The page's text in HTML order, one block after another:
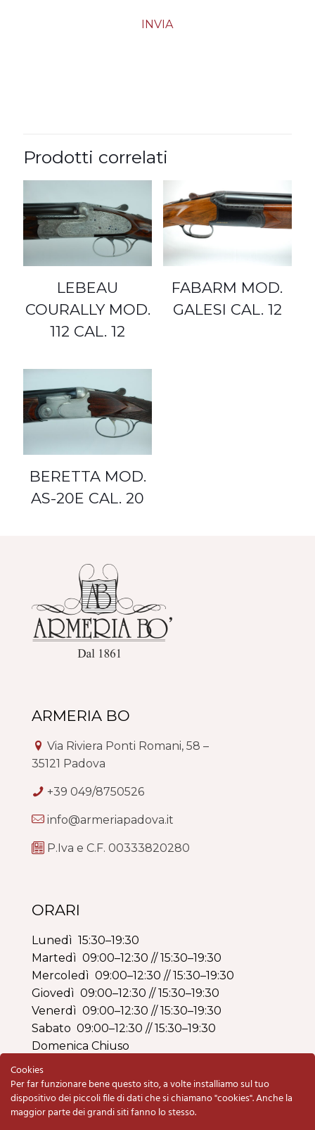
Prodotti correlati
LEBEAU
COURALLY MOD.
112 CAL. 12
FABARM MOD.
GALESI CAL. 12
BERETTA MOD.
AS-20E CAL. 20
ARMERIA BO
Via Riviera Ponti Romani, 58 –
35121 Padova
+39 049/8750526
info@armeriapadova.it
P.Iva e C.F. 00333820280
ORARI
Lunedì 15:30–19:30
Martedì 09:00–12:30 // 15:30–19:30
Mercoledì 09:00–12:30 // 15:30–19:30
Giovedì 09:00–12:30 // 15:30–19:30
Venerdì 09:00–12:30 // 15:30–19:30
Sabato 09:00–12:30 // 15:30–19:30
Domenica Chiuso
Copyright © 2020 Armeria BO di Schiavolin
Cookies
Per far funzionare bene questo sito, a volte installiamo sul tuo
dispositivo dei piccoli file di dati che si chiamano "cookies". Anche la
maggior parte dei grandi siti fanno lo stesso.